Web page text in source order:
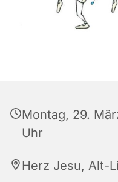
Montag, 29.
Uhr
Herz Jesu, Alt-